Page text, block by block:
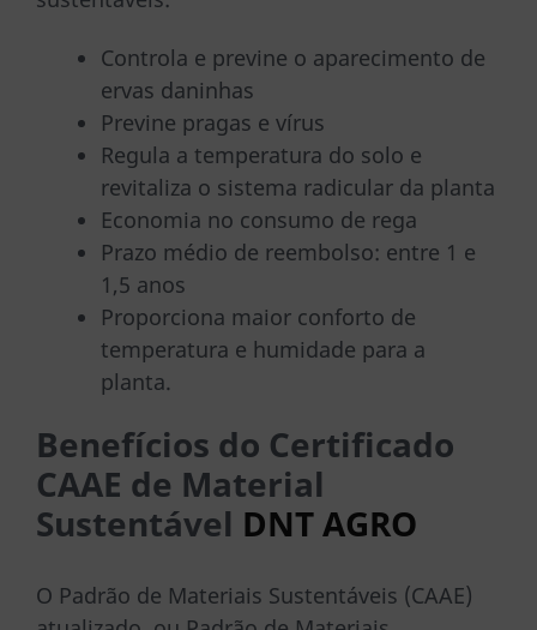
Controla e previne o aparecimento de
ervas daninhas
Previne pragas e vírus
Regula a temperatura do solo e
revitaliza o sistema radicular da planta
Economia no consumo de rega
Prazo médio de reembolso: entre 1 e
1,5 anos
Proporciona maior conforto de
temperatura e humidade para a
planta.
Benefícios do Certificado
CAAE de Material
Sustentável DNT AGRO
O Padrão de Materiais Sustentáveis ​​(CAAE)